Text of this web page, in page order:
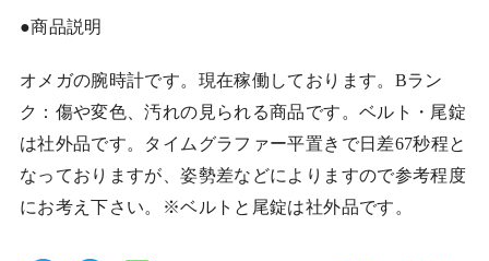
●商品説明
オメガの腕時計です。現在稼働しております。Bラン
ク：傷や変色、汚れの見られる商品です。ベルト・尾錠
は社外品です。タイムグラファー平置きで日差67秒程と
なっておりますが、姿勢差などによりますので参考程度
にお考え下さい。※ベルトと尾錠は社外品です。